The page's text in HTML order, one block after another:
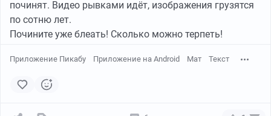
починят. Видео рывками идёт, изображения грузятся
по сотню лет.
Почините уже блеать! Сколько можно терпеть!
Приложение Пикабу Приложение на Android Мат Текст